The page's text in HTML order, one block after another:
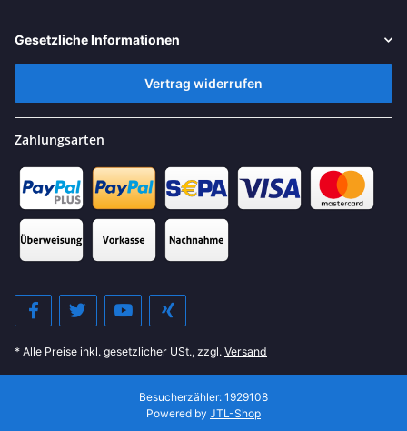
Gesetzliche Informationen
Vertrag widerrufen
Zahlungsarten
* Alle Preise inkl. gesetzlicher USt., zzgl. Versand
Besucherzähler: 1929108
Powered by JTL-Shop